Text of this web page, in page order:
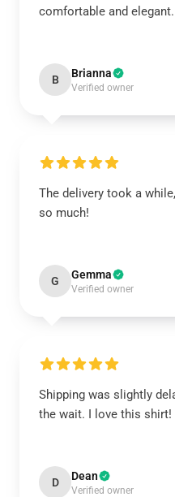
comfortable and elegant.
B Brianna
Verified owner
The delivery took a
so much!
G Gemma
Verified owner
Shipping was slightly
the wait. I love this shirt!
D Dean
Verified owner